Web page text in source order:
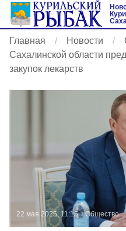
Главная Новости
Сахалинской области
закупок лекарств
22 мая 2025, 11:15 Общество